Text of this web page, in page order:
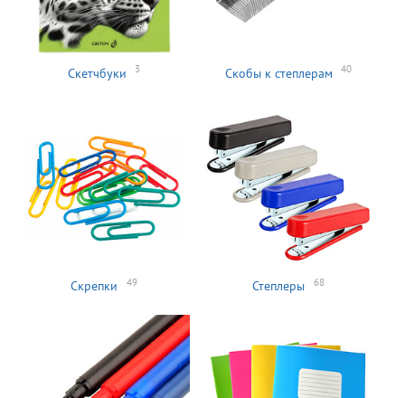
Скетчбуки 3 Скобы к степлерам 40
Скрепки 49 Степлеры 68